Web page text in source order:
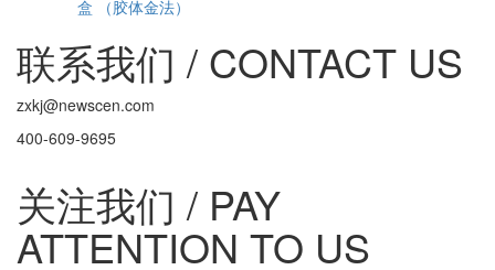
盒 （胶体金法）
联系我们 / CONTACT US
zxkj@newscen.com
400-609-9695
关注我们 / PAY
ATTENTION TO US